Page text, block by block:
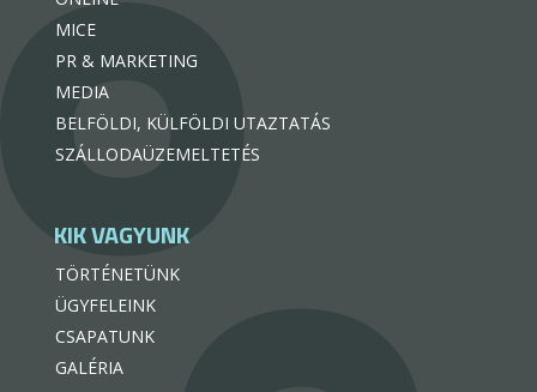
MICE
PR & MARKETING
MEDIA
BELFÖLDI, KÜLFÖLDI UTAZTATÁS
SZÁLLODAÜZEMELTETÉS
KIK VAGYUNK
TÖRTÉNETÜNK
ÜGYFELEINK
CSAPATUNK
GALÉRIA